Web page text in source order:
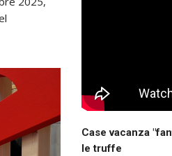
Case vacanza
le truffe